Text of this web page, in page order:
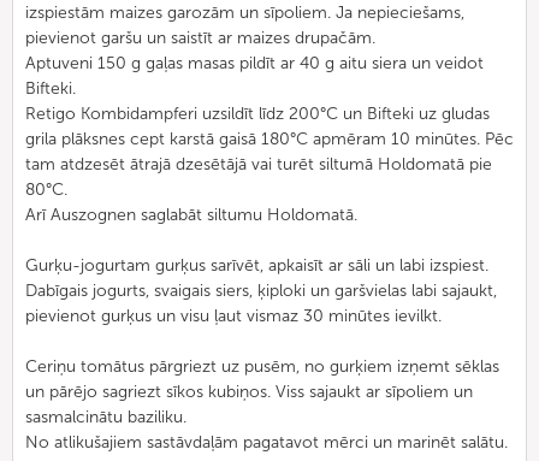
izspiestām maizes garozām un sīpoliem. Ja nepieciešams,
pievienot garšu un saistīt ar maizes drupačām.
Aptuveni 150 g gaļas masas pildīt ar 40 g aitu siera un veidot
Bifteki.
Retigo Kombidampferi uzsildīt līdz 200°C un Bifteki uz gludas
grila plāksnes cept karstā gaisā 180°C apmēram 10 minūtes. Pēc
tam atdzesēt ātrajā dzesētājā vai turēt siltumā Holdomatā pie
80°C.
Arī Auszognen saglabāt siltumu Holdomatā.
Gurķu-jogurtam gurķus sarīvēt, apkaisīt ar sāli un labi izspiest.
Dabīgais jogurts, svaigais siers, ķiploki un garšvielas labi sajaukt,
pievienot gurķus un visu ļaut vismaz 30 minūtes ievilkt.
Ceriņu tomātus pārgriezt uz pusēm, no gurķiem izņemt sēklas
un pārējo sagriezt sīkos kubiņos. Viss sajaukt ar sīpoliem un
sasmalcinātu baziliku.
No atlikušajiem sastāvdaļām pagatavot mērci un marinēt salātu.